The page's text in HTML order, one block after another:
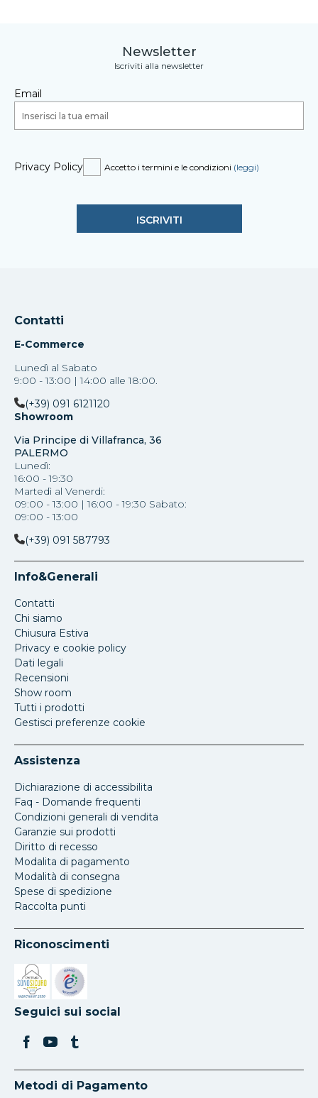
Newsletter
Iscriviti alla newsletter
Email
Privacy Policy Accetto i termini e le condizioni (leggi)
Contatti
E-Commerce
Lunedì al Sabato
9:00 - 13:00 | 14:00 alle 18:00.
(+39) 091 6121120
Showroom
Via Principe di Villafranca, 36
PALERMO
Lunedì:
16:00 - 19:30
Martedì al Venerdi:
09:00 - 13:00 | 16:00 - 19:30 Sabato:
09:00 - 13:00
(+39) 091 587793
Info&Generali
Contatti
Chi siamo
Chiusura Estiva
Privacy e cookie policy
Dati legali
Recensioni
Show room
Tutti i prodotti
Gestisci preferenze cookie
Assistenza
Dichiarazione di accessibilita
Faq - Domande frequenti
Condizioni generali di vendita
Garanzie sui prodotti
Diritto di recesso
Modalita di pagamento
Modalità di consegna
Spese di spedizione
Raccolta punti
Riconoscimenti
Si apre in una nuova scheda
Si apre in una nuova scheda
Seguici sui social
Metodi di Pagamento